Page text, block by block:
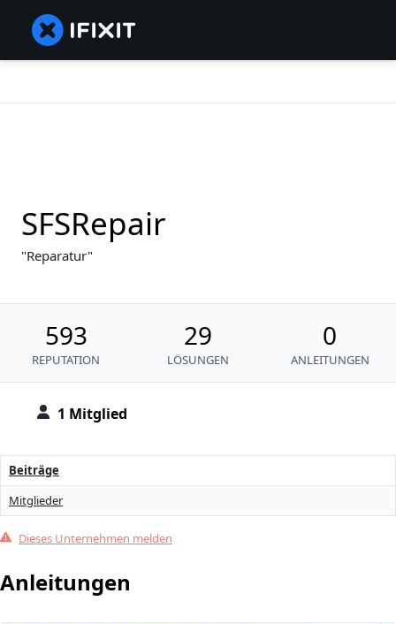
1 Mitglied
SFSRepair
Reparatur
593
REPUTATION
29
LÖSUNGEN
0
ANLEITUNGEN
Beiträge
Mitglieder
Dieses Unternehmen melden
Anleitungen